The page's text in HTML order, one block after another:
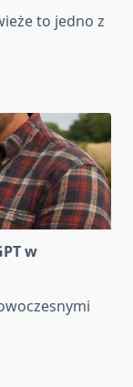
to jedno z
w